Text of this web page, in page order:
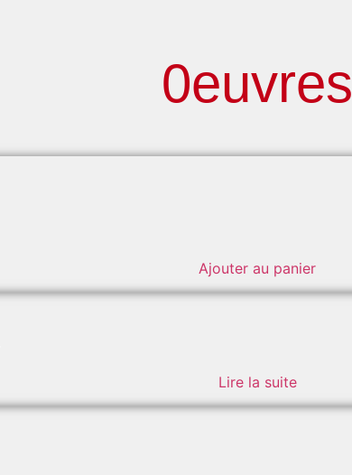
0euvres
Ajouter au panier
Lire la suite